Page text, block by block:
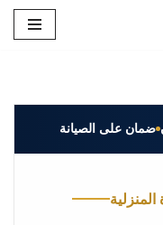
ضمان على الصيانة